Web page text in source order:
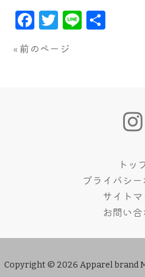
Facebook
Twitter
Line
« 前のページ
トッ
プライバシ
サイトマ
お問い合
Copyright © 2026 Apparel brand